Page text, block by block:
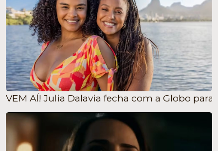
VEM AÍ! Julia Dalavia fecha com a Globo